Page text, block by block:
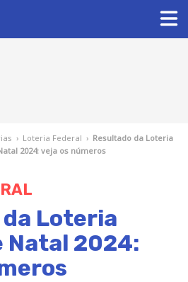
› Loteria Federal › Resultado da Loteria
2024: veja os números
Loteria
Natal 2024: